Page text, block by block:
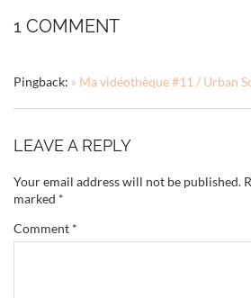
1 COMMENT
Pingback: » Ma vidéothèque #11 / Urban
LEAVE A REPLY
Your email address will not be published.
marked *
Comment *